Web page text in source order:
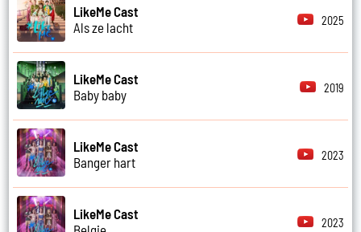
LikeMe Cast
Als ze lacht
2025
LikeMe Cast
Baby baby
2019
LikeMe Cast
Banger hart
2023
LikeMe Cast
2023